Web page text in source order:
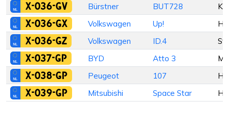
X-036-GV Bürstner BUT728
X-036-GX Volkswagen Up!
X-036-GZ Volkswagen ID.4
X-037-GP BYD Atto 3
X-038-GP Peugeot 107
X-039-GP Mitsubishi Space Star